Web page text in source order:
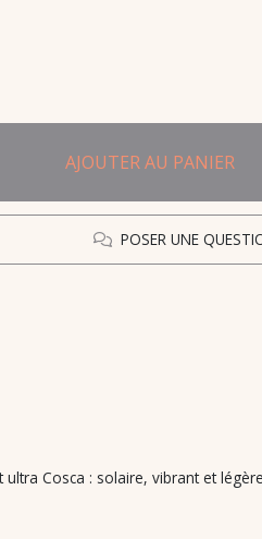
AJOUTER AU PANIER
POSER UNE
Cosca : solaire, vibrant et